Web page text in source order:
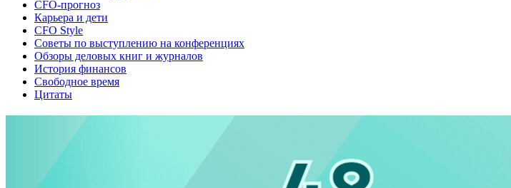
CFO-прогноз
Карьера и дети
CFO Style
Советы по выступлению на конференциях
Обзоры деловых книг и журналов
История финансов
Свободное время
Цитаты